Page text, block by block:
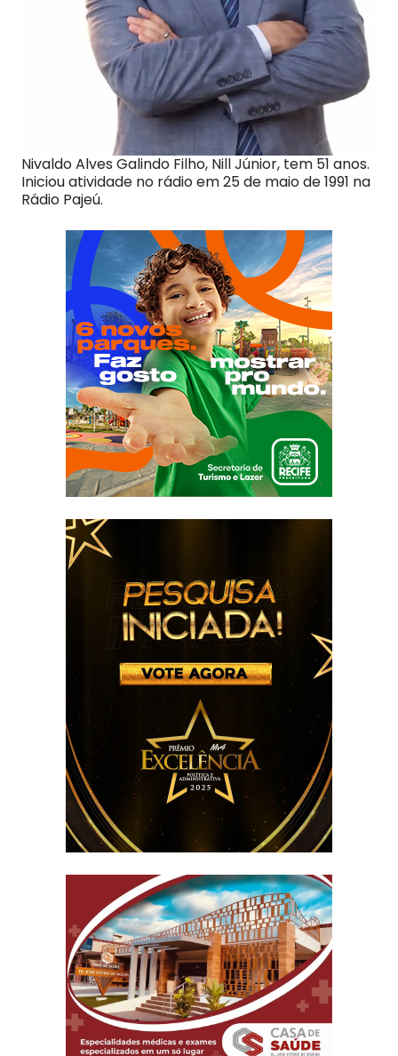
Nivaldo Alves Galindo Filho, Nill Júnior, tem 51 anos.
Iniciou atividade no rádio em 25 de maio de 1991 na
Rádio Pajeú.